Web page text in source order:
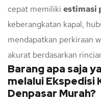
cepat memiliki estimasi
keberangkatan kapal,
mendapatkan perkiraan
akurat berdasarkan
Barang apa saja
melalui Ekspedisi
Denpasar Murah?